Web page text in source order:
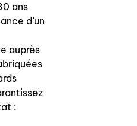
area low
seal ring
ans
d’un
auprès
: